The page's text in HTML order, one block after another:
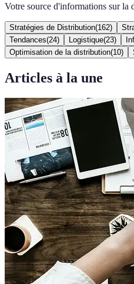
Votre source d'informations sur la
Stratégies de Distribution(162)
Tendances(24) Logistique(23)
Optimisation de la distribution(10)
Articles à la une